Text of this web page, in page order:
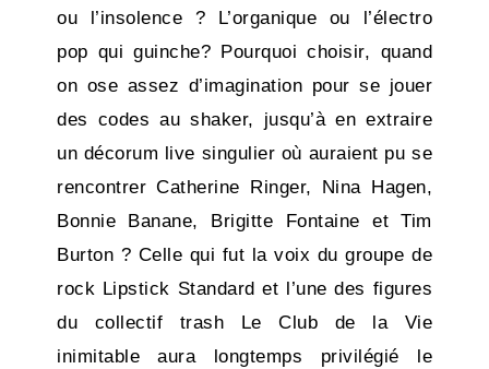
ou l’insolence ? L’organique ou l’électro
pop qui guinche? Pourquoi choisir, quand
on ose assez d’imagination pour se jouer
des codes au shaker, jusqu’à en extraire
un décorum live singulier où auraient pu se
rencontrer Catherine Ringer, Nina Hagen,
Bonnie Banane, Brigitte Fontaine et Tim
Burton ? Celle qui fut la voix du groupe de
rock Lipstick Standard et l’une des figures
du collectif trash Le Club de la Vie
inimitable aura longtemps privilégié le